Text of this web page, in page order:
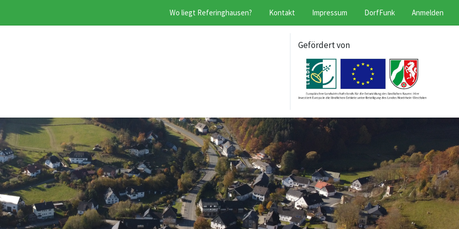
Wo liegt Referinghausen? Kontakt Impressum DorfFunk Anmelden
Gefördert von